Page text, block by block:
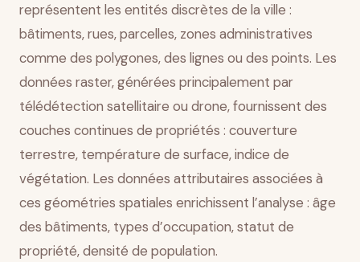
représentent les entités discrètes de la ville :
bâtiments, rues, parcelles, zones administratives
comme des polygones, des lignes ou des points. Les
données raster, générées principalement par
télédétection satellitaire ou drone, fournissent des
couches continues de propriétés : couverture
terrestre, température de surface, indice de
végétation. Les données attributaires associées à
ces géométries spatiales enrichissent l’analyse : âge
des bâtiments, types d’occupation, statut de
propriété, densité de population.